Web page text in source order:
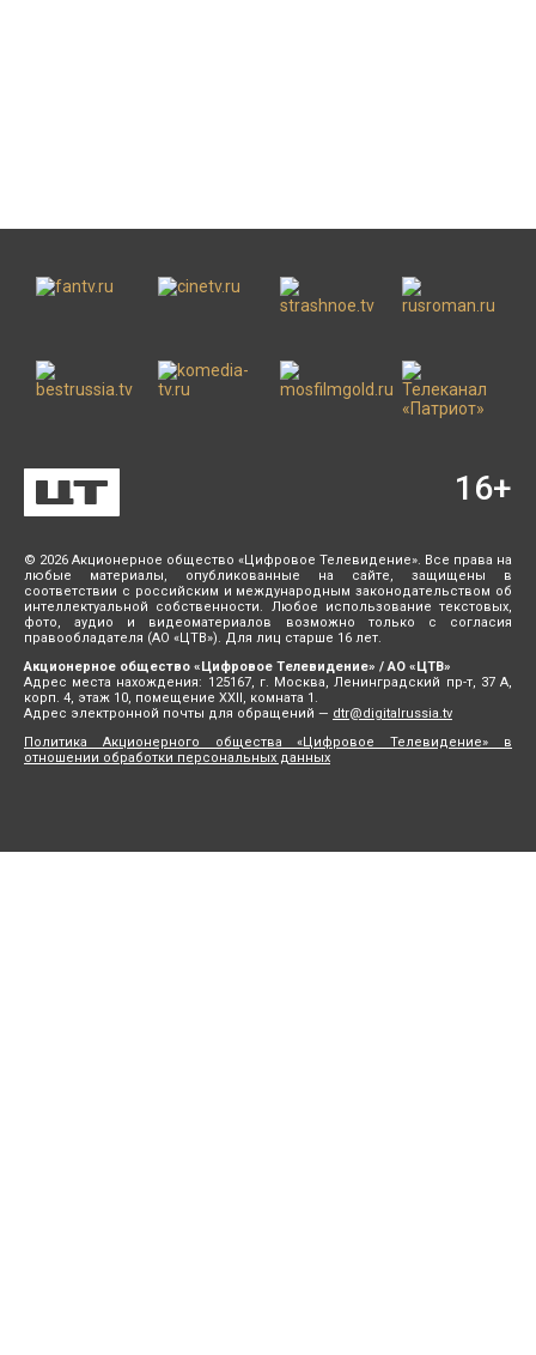
© 2026 Акционерное общество «Цифровое Телевидение». Все права на
любые материалы, опубликованные на сайте, защищены в
соответствии с российским и международным законодательством об
интеллектуальной собственности. Любое использование текстовых,
фото, аудио и видеоматериалов возможно только с согласия
правообладателя (АО «ЦТВ»). Для лиц старше 16 лет.
Акционерное общество «Цифровое Телевидение» / АО «ЦТВ»
Адрес места нахождения: 125167, г. Москва, Ленинградский пр-т, 37 А,
корп. 4, этаж 10, помещение XXII, комната 1.
Адрес электронной почты для обращений — dtr@digitalrussia.tv
Политика Акционерного общества «Цифровое Телевидение» в
отношении обработки персональных данных
16+